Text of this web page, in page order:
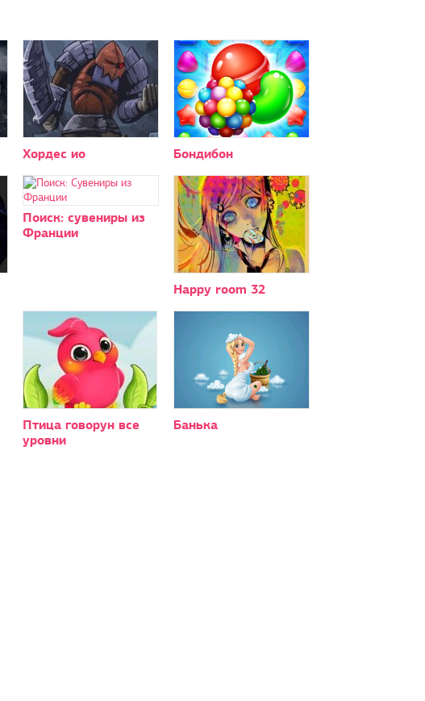
Хордес ио Бондибон
Поиск: сувениры из
Франции
Happy room 32
Птица говорун все
уровни
Банька